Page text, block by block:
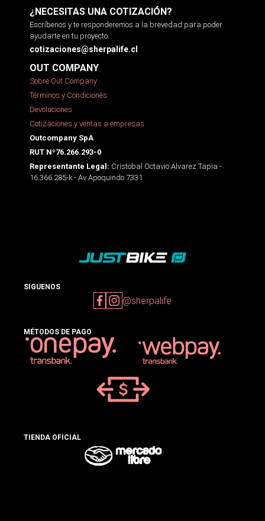
¿NECESITAS UNA COTIZACIÓN?
Escríbenos y te responderemos a la brevedad para poder
ayudarte en tu proyecto.
cotizaciones@sherpalife.cl
OUT COMPANY
Sobre Out Company
Términos y Condiciones
Devoluciones
Cotizaciones y ventas a empresas
Outcompany SpA
RUT Nº76.266.293-0
Representante Legal: Cristobal Octavio Alvarez Tapia -
16.366.285-k - Av Apoquindo 7331
SIGUENOS
@sherpalife
MÉTODOS DE PAGO
TIENDA OFICIAL